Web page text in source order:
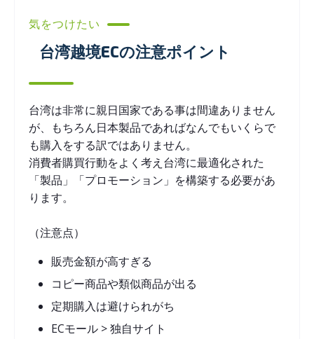
気をつけたい
台湾越境ECの注意ポイント
台湾は非常に親日国家である事は間違ありません
が、もちろん日本製品であればなんでもいくらで
も購入をする訳ではありません。
消費者購買行動をよく考え台湾に最適化された
「製品」「プロモーション」を構築する必要があ
ります。
（注意点）
販売金額が高すぎる
コピー商品や類似商品が出る
定期購入は避けられがち
ECモール > 独自サイト